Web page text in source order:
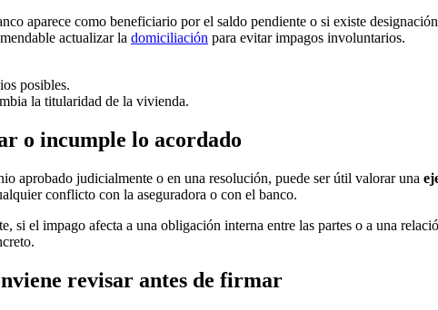
aparece como beneficiario por el saldo pendiente o si existe
actualizar la domiciliación para evitar impagos involuntarios.
posibles.
la titularidad de la vivienda.
o incumple lo acordado
aprobado judicialmente o en una resolución, puede ser útil valorar una
conflicto con la aseguradora o con el banco.
si el impago afecta a una obligación interna entre las partes o a una
revisar antes de firmar